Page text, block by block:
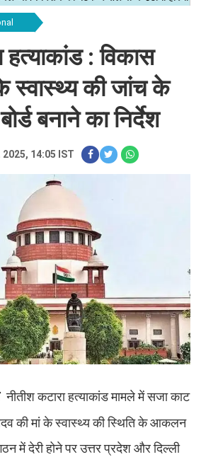
हत्याकांड : विकास
स्वास्थ्य की जांच के
बनाने का निर्देश
2025, 14:05 IST
नीतीश कटारा हत्याकांड मामले में सजा काट
की मां के स्वास्थ्य की स्थिति के आकलन
में देरी होने पर उत्तर प्रदेश और दिल्ली